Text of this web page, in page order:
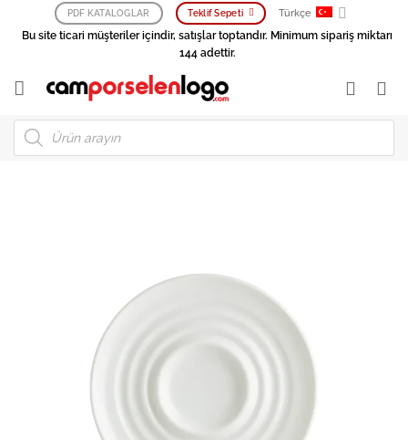
PDF KATALOGLAR Teklif Sepeti Türkçe
Bu site ticari müşteriler içindir, satışlar toptandır. Minimum sipariş miktarı
144 adettir.
Products
search